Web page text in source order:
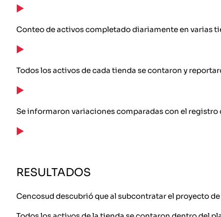
Conteo de activos completado diariamente en varias
Todos los activos de cada tienda se contaron y
Se informaron variaciones comparadas con el
RESULTADOS
Cencosud descubrió que al subcontratar el proyecto